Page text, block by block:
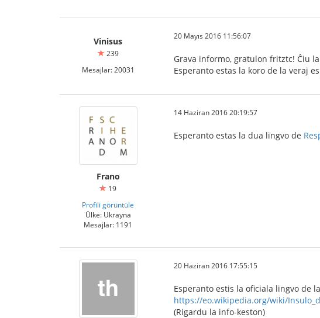
Vinisus
239
Mesajlar: 20031
20 Mayıs 2016 11:56:07
Grava informo, gratulon fritztc! Ĉiu
Esperanto estas la koro de la veraj
Frano
19
Profili görüntüle
Ülke: Ukrayna
Mesajlar: 1191
14 Haziran 2016 20:19:57
Esperanto estas la dua lingvo de
20 Haziran 2016 17:55:15
Esperanto estis la oficiala lingvo de
https://eo.wikipedia.org/wiki/
(Rigardu la info-keston)